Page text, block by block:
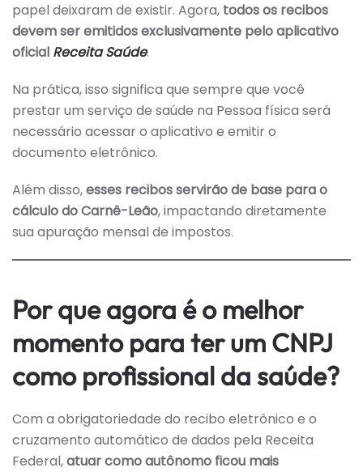
MUDA
PARTIR
COMO
ISSO
IMPACTA
PROFISSIONAL
papel deixaram de existir. Agora, todos os recibos
devem ser emitidos exclusivamente pelo aplicativo
oficial Receita Saúde.
Na prática, isso significa que sempre que você
prestar um serviço de saúde na Pessoa física será
necessário acessar o aplicativo e emitir o
documento eletrônico.
Além disso,esses recibos servirão de base para o
cálculo do Carnê-Leão, impactando diretamente
sua apuração mensal de impostos.
Por que agora é o melhor
momento para ter um CNPJ
como profissional da saúde?
Com a obrigatoriedade do recibo eletrônico e o
cruzamento automático de dados pela Receita
Federal,atuar como autônomo ficou mais